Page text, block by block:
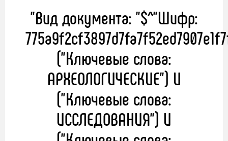
"Вид документа: "$^"Шифр:
("Ключевые слова:
АРХЕОЛОГИЧЕСКИЕ") И
("Ключевые слова:
ИССЛЕДОВАНИЯ") И